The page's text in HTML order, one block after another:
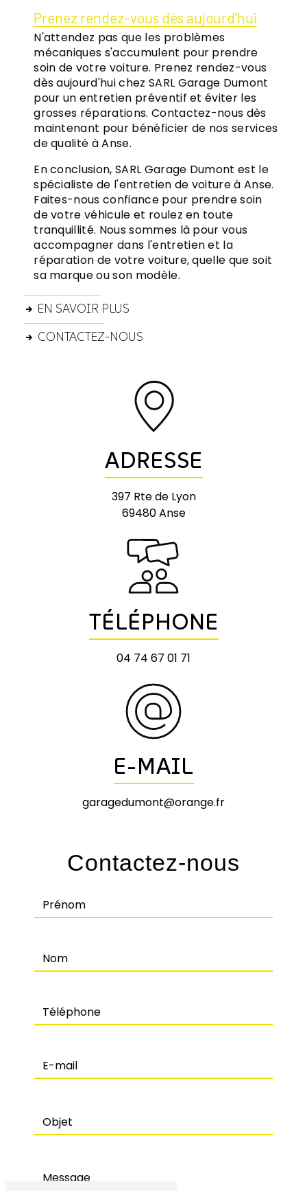
Prenez rendez-vous dès aujourd'hui
N'attendez pas que les problèmes
mécaniques s'accumulent pour prendre
soin de votre voiture. Prenez rendez-vous
dès aujourd'hui chez SARL Garage Dumont
pour un entretien préventif et éviter les
grosses réparations. Contactez-nous dès
maintenant pour bénéficier de nos services
de qualité à Anse.
En conclusion, SARL Garage Dumont est le
spécialiste de l'entretien de voiture à Anse.
Faites-nous confiance pour prendre soin
de votre véhicule et roulez en toute
tranquillité. Nous sommes là pour vous
accompagner dans l'entretien et la
réparation de votre voiture, quelle que soit
sa marque ou son modèle.
EN SAVOIR PLUS
CONTACTEZ-NOUS
ADRESSE
397 Rte de Lyon
69480 Anse
TÉLÉPHONE
04 74 67 01 71
E-MAIL
garagedumont@orange.fr
Contactez-nous